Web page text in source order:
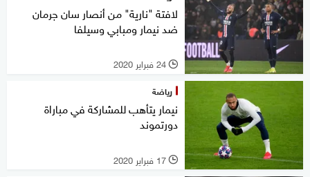
لافتة "نارية" من أنصار سان جرمان
ضد نيمار ومبابي وسيلفا
l 24 فبراير 2020
رياضة
نيمار يتأهب للمشاركة في مباراة
دورتموند
l 17 فبراير 2020